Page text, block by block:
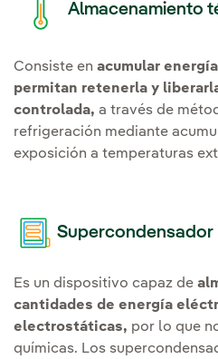
Almacenamiento
Consiste en acumular
permitan retenerla y
controlada, a través de
refrigeración mediante
exposición a temperaturas
Supercondensador
Es un dispositivo capaz de
cantidades de energía
electrostáticas, por lo que
químicas. Los